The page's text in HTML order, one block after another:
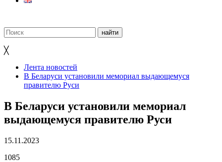
╳
Лента новостей
В Беларуси установили мемориал выдающемуся
правителю Руси
В Беларуси установили мемориал
выдающемуся правителю Руси
15.11.2023
1085